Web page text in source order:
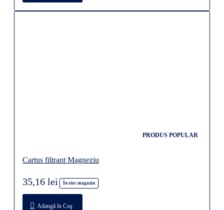
PRODUS POPULAR
Cartus filtrant Magneziu
În stoc magazin
35,16 lei
Adaugă în Coş